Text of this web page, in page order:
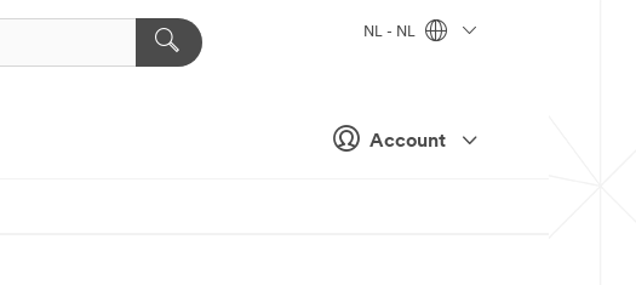
Account
NL - NL